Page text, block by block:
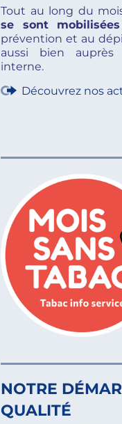
Tout au long du
se sont
prévention et au
aussi bien auprès
interne.
Découvrez nos
NOTRE
QUALITÉ